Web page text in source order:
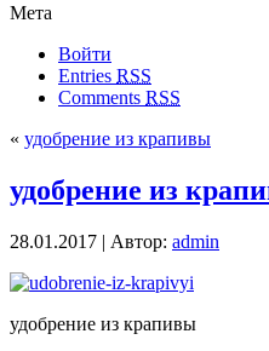
Мета
Войти
Entries RSS
Comments RSS
« удобрение из крапивы
удобрение из
28.01.2017 | Автор: admin
удобрение из крапивы